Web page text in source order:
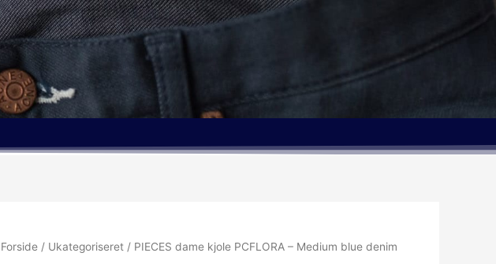
Forside / Ukategoriseret / PIECES dame kjole PCFLORA – Medium blue denim
Den
Den